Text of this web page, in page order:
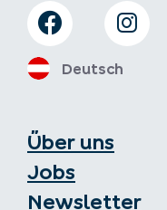
Über uns
Jobs
Newsletter
Deutsch